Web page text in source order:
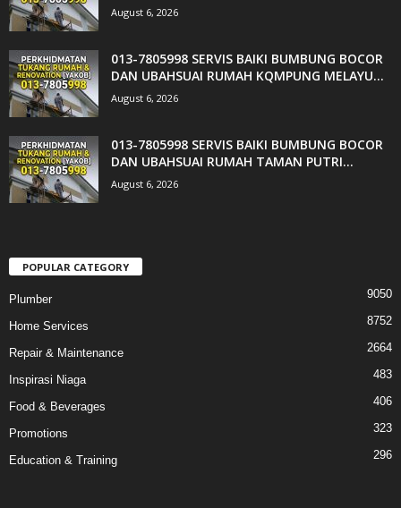
August 6, 2026
013-7805998 SERVIS BAIKI BUMBUNG BOCOR
DAN UBAHSUAI RUMAH KQMPUNG MELAYU...
August 6, 2026
013-7805998 SERVIS BAIKI BUMBUNG BOCOR
DAN UBAHSUAI RUMAH TAMAN PUTRI...
August 6, 2026
POPULAR CATEGORY
Plumber 9050
Home Services 8752
Repair & Maintenance 2664
Inspirasi Niaga 483
Food & Beverages 406
Promotions 323
Education & Training 296